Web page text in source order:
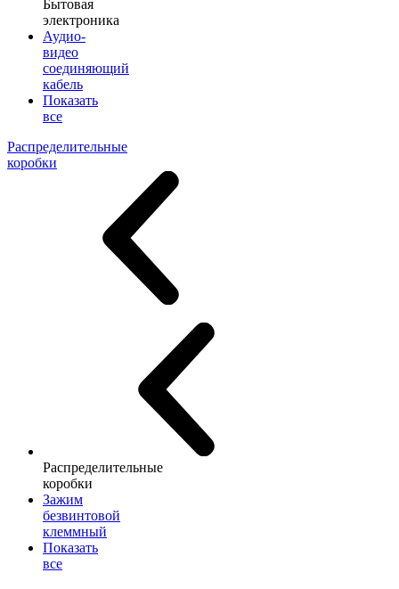
Бытовая
электроника
Аудио-
видео
соединяющий
кабель
Показать
все
Распределительные
коробки
Распределительные
коробки
Зажим
безвинтовой
клеммный
Показать
все